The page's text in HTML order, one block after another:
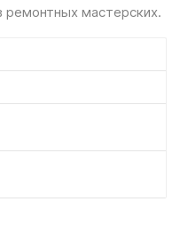
ремонтных мастерских.